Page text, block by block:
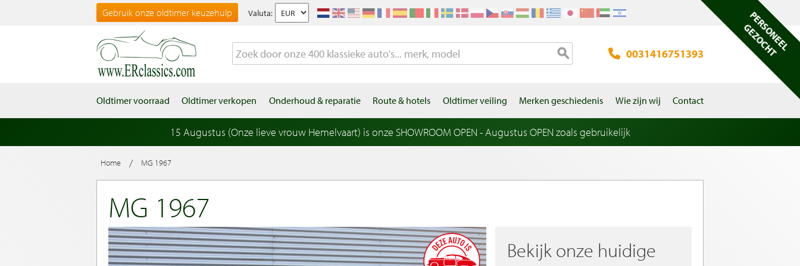
Gebruik onze oldtimer keuzehulp Valuta:
0031416751393
Oldtimer voorraad Oldtimer verkopen Onderhoud & reparatie Route & hotels Oldtimer veiling Merken geschiedenis Wie zijn wij Contact
15 Augustus (Onze lieve vrouw Hemelvaart) is onze SHOWROOM OPEN - Augustus OPEN zoals gebruikelijk
Home / MG 1967
MG 1967
Bekijk onze huidige
PERSONEEL
GEZOCHT